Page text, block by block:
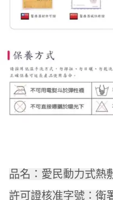
品名：愛民動力式熱
許可證核准字號：衛